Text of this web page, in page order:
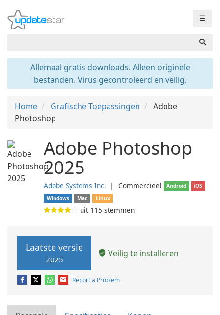
☰
Allemaal gratis downloads. Alleen originele
bestanden. Virus gecontroleerd en veilig.
Home Grafische Toepassingen
Adobe
Photoshop
Adobe Photoshop
2025
Adobe Systems Inc. ❘ Commercieel Android
iOS
Windows
Mac Linux
uit 115 stemmen
Laatste versie
2025
Veilig te installeren
Report a Problem